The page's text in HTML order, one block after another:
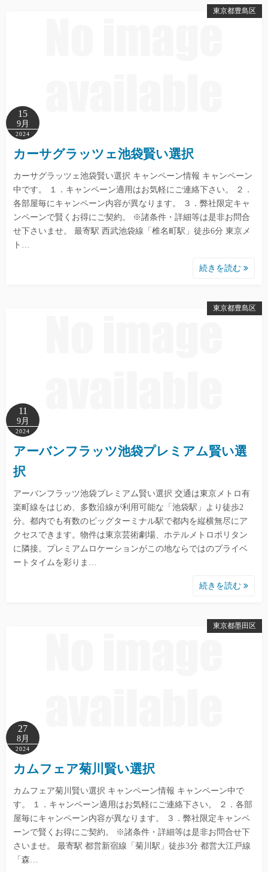
東京都豊島区
15
9月
2024
カーサグラッツェ池袋賢い選択
カーサグラッツェ池袋賢い選択 キャンペーン情報 キャンペーン
中です。 １．キャンペーン適用はお気軽にご連絡下さい。 ２．
各部屋毎にキャンペーン内容が異なります。 ３．弊社限定キャ
ンペーンで賢くお得にご契約。 ※諸条件・詳細等は是非お問合
せ下さいませ。 最寄駅 西武池袋線「椎名町駅」徒歩6分 東京メ
ト…
続きを読む
東京都豊島区
11
9月
2024
アーバンフラッツ池袋プレミアム賢い選
択
アーバンフラッツ池袋プレミアム賢い選択 交通は東京メトロ有
楽町線をはじめ、多数沿線が利用可能な「池袋駅」より徒歩2
分。都内でも有数のビッグターミナル駅で都内を縦横無尽にア
クセスできます。物件は東京芸術劇場、ホテルメトロポリタン
に隣接。プレミアムロケーションがこの地ならではのプライベ
ートタイムを彩りま…
続きを読む
東京都墨田区
27
8月
2024
カムフェア菊川賢い選択
カムフェア菊川賢い選択 キャンペーン情報 キャンペーン中で
す。 １．キャンペーン適用はお気軽にご連絡下さい。 ２．各部
屋毎にキャンペーン内容が異なります。 ３．弊社限定キャンペ
ーンで賢くお得にご契約。 ※諸条件・詳細等は是非お問合せ下
さいませ。 最寄駅 都営新宿線「菊川駅」徒歩3分 都営大江戸線
「森…